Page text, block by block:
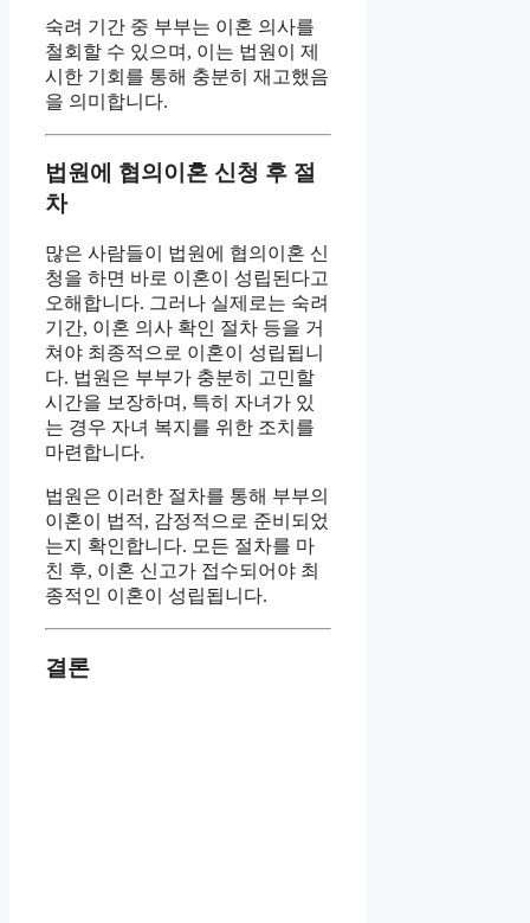
숙려 기간 중 부부는 이혼 의사를
철회할 수 있으며, 이는 법원이 제
시한 기회를 통해 충분히 재고했음
을 의미합니다.
법원에 협의이혼 신청 후 절
차
많은 사람들이 법원에 협의이혼 신
청을 하면 바로 이혼이 성립된다고
오해합니다. 그러나 실제로는 숙려
기간, 이혼 의사 확인 절차 등을 거
쳐야 최종적으로 이혼이 성립됩니
다. 법원은 부부가 충분히 고민할
시간을 보장하며, 특히 자녀가 있
는 경우 자녀 복지를 위한 조치를
마련합니다.
법원은 이러한 절차를 통해 부부의
이혼이 법적, 감정적으로 준비되었
는지 확인합니다. 모든 절차를 마
친 후, 이혼 신고가 접수되어야 최
종적인 이혼이 성립됩니다.
결론